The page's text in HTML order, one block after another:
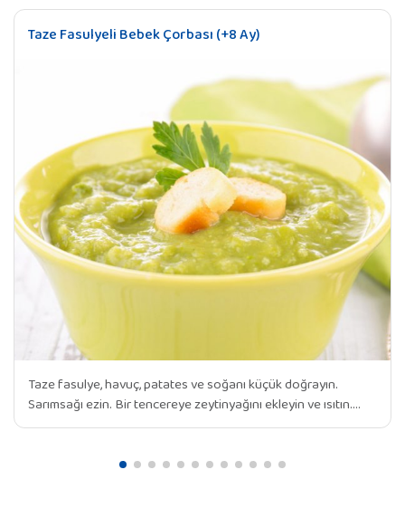
Taze Fasulyeli Bebek Çorbası (+8 Ay)
Taze fasulye, havuç, patates ve soğanı küçük doğrayın.
Sarımsağı ezin. Bir tencereye zeytinyağını ekleyin ve ısıtın.
Soğan ve sarımsağı ekleyin ve yumuşayana kadar soteleyin.
Birkaç dakika boyunca sebzeleri karıştırarak soteleyin.